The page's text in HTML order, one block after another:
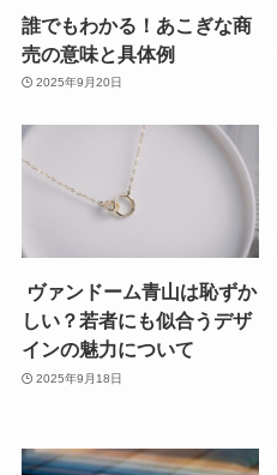
誰でもわかる！あこぎな商
売の意味と具体例
2025年9月20日
ヴァンドーム青山は恥ずか
しい？若者にも似合うデザ
インの魅力について
2025年9月18日